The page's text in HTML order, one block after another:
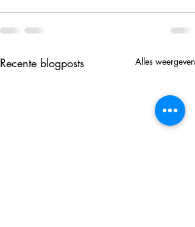
Recente blogposts Alles weergeven